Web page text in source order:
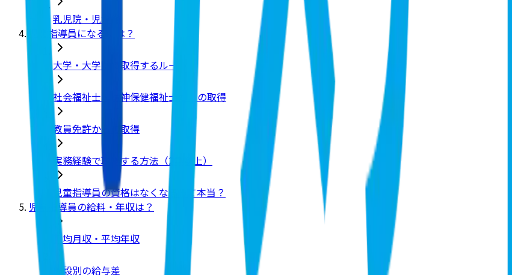
乳児院・児童館
児童指導員になるには？
大学・大学院で取得するルート
社会福祉士・精神保健福祉士からの取得
教員免許からの取得
実務経験で取得する方法（2年以上）
児童指導員の資格はなくなるって本当？
児童指導員の給料・年収は？
平均月収・平均年収
施設別の給与差